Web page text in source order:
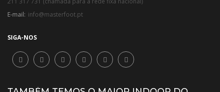
E-mail: info@masterfoot.pt
SIGA-NOS